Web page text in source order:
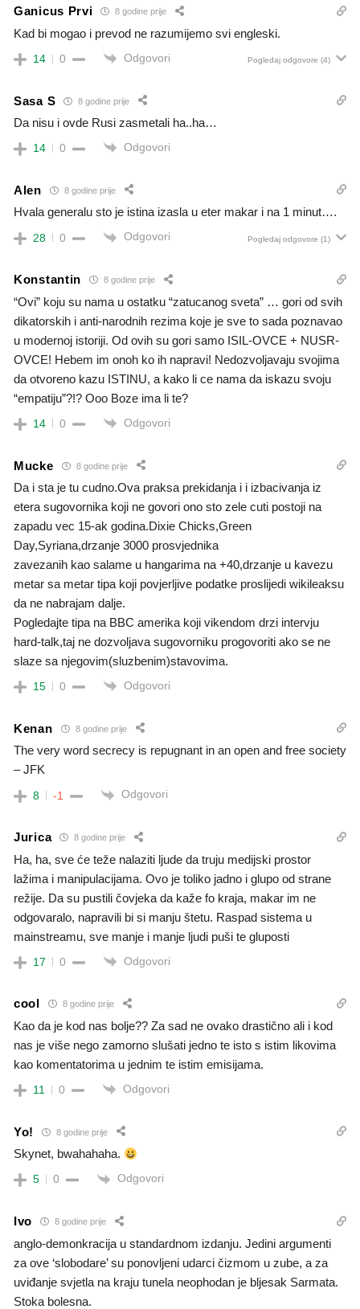
Ganicus Prvi 8 godine prije
Kad bi mogao i prevod ne razumijemo svi engleski.
14 0 Odgovori Pogledaj odgovore (4)
Sasa S 8 godine prije
Da nisu i ovde Rusi zasmetali ha..ha…
14 0 Odgovori
Alen 8 godine prije
Hvala generalu sto je istina izasla u eter makar i na 1 minut….
28 0 Odgovori Pogledaj odgovore (1)
Konstantin 8 godine prije
“Ovi” koju su nama u ostatku “zatucanog sveta” … gori od svih
dikatorskih i anti-narodnih rezima koje je sve to sada poznavao
u modernoj istoriji. Od ovih su gori samo ISIL-OVCE + NUSR-
OVCE! Hebem im onoh ko ih napravi! Nedozvoljavaju svojima
da otvoreno kazu ISTINU, a kako li ce nama da iskazu svoju
“empatiju”?!? Ooo Boze ima li te?
14 0 Odgovori
Mucke 8 godine prije
Da i sta je tu cudno.Ova praksa prekidanja i i izbacivanja iz
etera sugovornika koji ne govori ono sto zele cuti postoji na
zapadu vec 15-ak godina.Dixie Chicks,Green
Day,Syriana,drzanje 3000 prosvjednika
zavezanih kao salame u hangarima na +40,drzanje u kavezu
metar sa metar tipa koji povjerljive podatke proslijedi wikileaksu
da ne nabrajam dalje.
Pogledajte tipa na BBC amerika koji vikendom drzi intervju
hard-talk,taj ne dozvoljava sugovorniku progovoriti ako se ne
slaze sa njegovim(sluzbenim)stavovima.
15 0 Odgovori
Kenan 8 godine prije
The very word secrecy is repugnant in an open and free society
– JFK
8 -1 Odgovori
Jurica 8 godine prije
Ha, ha, sve će teže nalaziti ljude da truju medijski prostor
lažima i manipulacijama. Ovo je toliko jadno i glupo od strane
režije. Da su pustili čovjeka da kaže fo kraja, makar im ne
odgovaralo, napravili bi si manju štetu. Raspad sistema u
mainstreamu, sve manje i manje ljudi puši te gluposti
17 0 Odgovori
cool 8 godine prije
Kao da je kod nas bolje?? Za sad ne ovako drastično ali i kod
nas je više nego zamorno slušati jedno te isto s istim likovima
kao komentatorima u jednim te istim emisijama.
11 0 Odgovori
Yo! 8 godine prije
Skynet, bwahahaha.
5 0 Odgovori
Ivo 8 godine prije
anglo-demonkracija u standardnom izdanju. Jedini argumenti
za ove ‘slobodare’ su ponovljeni udarci čizmom u zube, a za
uviđanje svjetla na kraju tunela neophodan je bljesak Sarmata.
Stoka bolesna.